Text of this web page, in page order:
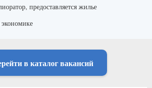
предоставляется жилье
в каталог вакансий